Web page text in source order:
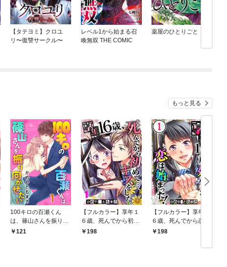
【タテヨミ】クロユ
リ〜復讐サークル〜
レベル1から始まる召
喚無双 THE COMIC
薬屋のひとりごと
もっと見る
100キロの百瀬くん
は、篠山さんを振り向
かせたい 1巻
121
【フルカラー】享年１
６歳、死んでから初め
て…キスをした。１
198
【フルカラー】享年１
６歳、死んでから恋は
始まった！１
198